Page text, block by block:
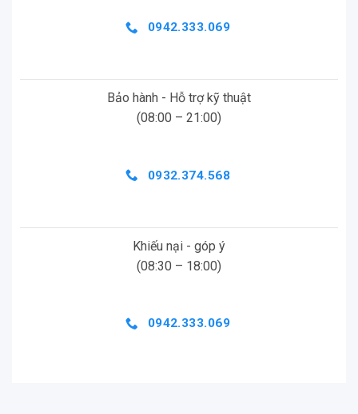
0942.333.069
Bảo hành - Hỗ trợ kỹ thuật
(08:00 – 21:00)
0932.374.568
Khiếu nại - góp ý
(08:30 – 18:00)
0942.333.069